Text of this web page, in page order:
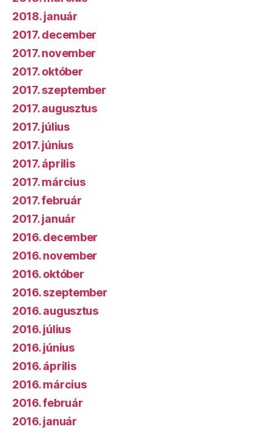
2018. január
2017. december
2017. november
2017. október
2017. szeptember
2017. augusztus
2017. július
2017. június
2017. április
2017. március
2017. február
2017. január
2016. december
2016. november
2016. október
2016. szeptember
2016. augusztus
2016. július
2016. június
2016. április
2016. március
2016. február
2016. január